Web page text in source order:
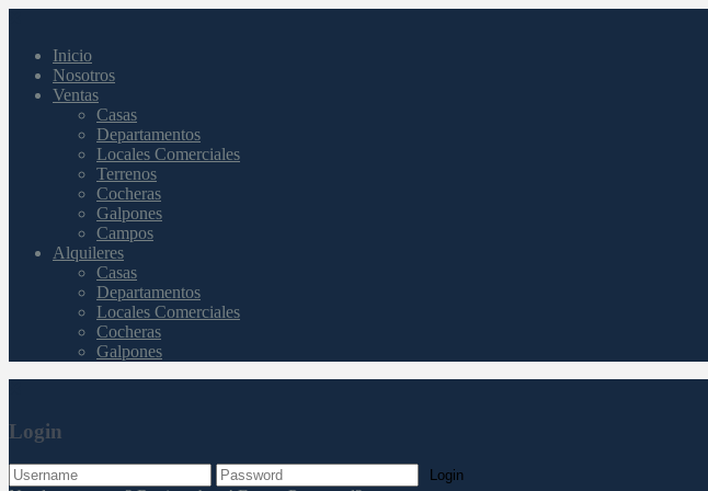
Inicio
Nosotros
Ventas
Casas
Departamentos
Locales Comerciales
Terrenos
Cocheras
Galpones
Campos
Alquileres
Casas
Departamentos
Locales Comerciales
Cocheras
Galpones
Login
Login